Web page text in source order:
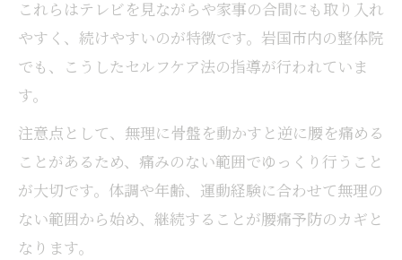
これらはテレビを見ながらや家事の合間にも取り入れ
やすく、続けやすいのが特徴です。岩国市内の整体院
でも、こうしたセルフケア法の指導が行われていま
す。
注意点として、無理に骨盤を動かすと逆に腰を痛める
ことがあるため、痛みのない範囲でゆっくり行うこと
が大切です。体調や年齢、運動経験に合わせて無理の
ない範囲から始め、継続することが腰痛予防のカギと
なります。